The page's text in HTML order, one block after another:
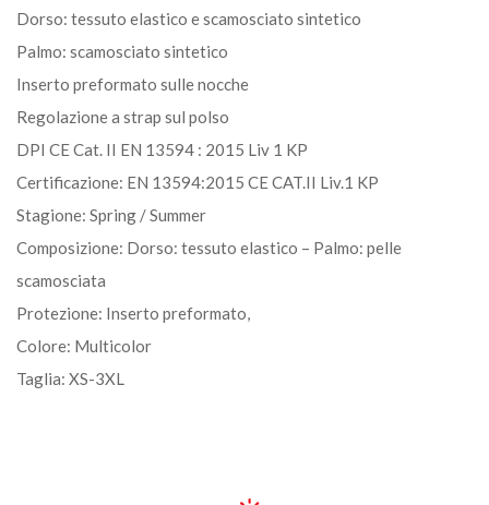
Dorso: tessuto elastico e scamosciato sintetico
Palmo: scamosciato sintetico
Inserto preformato sulle nocche
Regolazione a strap sul polso
DPI CE Cat. II EN 13594 : 2015 Liv 1 KP
Certificazione: EN 13594:2015 CE CAT.II Liv.1 KP
Stagione: Spring / Summer
Composizione: Dorso: tessuto elastico – Palmo: pelle
scamosciata
Protezione: Inserto preformato,
Colore: Multicolor
Taglia: XS-3XL